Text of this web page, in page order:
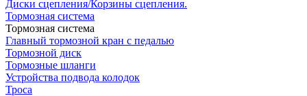
Диски сцепления/Корзины сцепления.
Тормозная система
Тормозная система
Главный тормозной кран с педалью
Тормозной диск
Тормозные шланги
Устройства подвода колодок
Троса